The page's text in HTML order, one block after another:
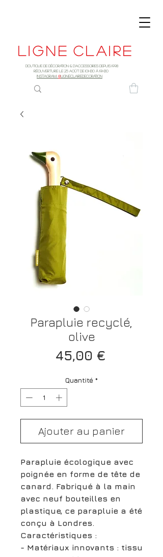
Ligne claire
Boutique de décoration & d'accessoires depuis 1998
RÉOUVERTURE LE 25 AOûT DE 10h30 à 19H30
INSTAGRAM: @LIGNECLAIREDECORATION
Parapluie recyclé,
olive
45,00 €Prix
Quantité *
Ajouter au panier
Parapluie écologique avec
poignée en forme de tête de
canard. Fabriqué à la main
avec neuf bouteilles en
plastique, ce parapluie a été
conçu à Londres.
Caractéristiques :
- Matériaux innovants : tissu